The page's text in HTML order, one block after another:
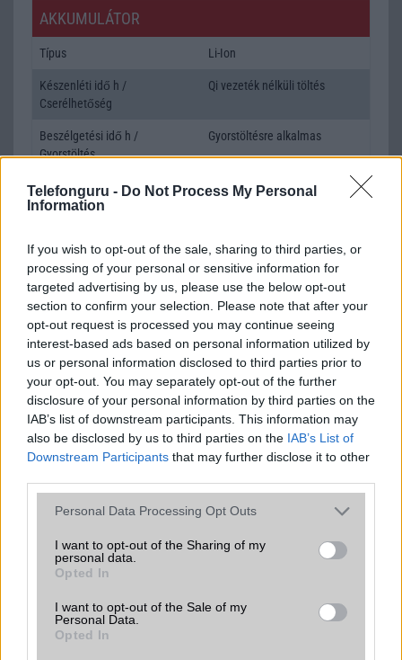
Telefonguru - Do Not Process My Personal
Information
If you wish to opt-out of the sale, sharing to third parties, or
processing of your personal or sensitive information for
targeted advertising by us, please use the below opt-out
section to confirm your selection. Please note that after your
opt-out request is processed you may continue seeing
interest-based ads based on personal information utilized by
us or personal information disclosed to third parties prior to
your opt-out. You may separately opt-out of the further
disclosure of your personal information by third parties on the
IAB’s list of downstream participants. This information may
also be disclosed by us to third parties on the IAB’s List of
Downstream Participants that may further disclose it to other
Please note that this website/app uses one or more Google
not limited to your visit or usage behaviour. You may click to
grant or deny consent to Google and its third-party tags to
use your data for below specified purposes in below Google
consent section.
Personal Data Processing Opt Outs
I want to opt-out of the Sharing of my
personal data.
Opted In
I want to opt-out of the Sale of my
Personal Data.
Opted In
AKKUMULÁTOR
Típus Li-Ion
Készenléti idő h /
Cserélhetőség
Qi vezeték nélküli töltés
Beszélgetési idő h /
Gyorstöltés
Gyorstöltésre alkalmas
ALKALMAZÁSOK ÉS ÉRZÉKELŐK
Flash/Ujjlenyomat olvasó Nincs
SNS integráció alap szolgáltatás
Organizer alap szolgáltatás
Office alkalmazások de = Document viewer & editor
Iránytũ ecompass
Extrák 24-bit/192kHz audio
EGYÉB
Van
SIM típus microSIM
Flight mode